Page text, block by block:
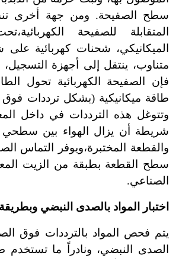
سطح الصفيحة. ومن جهة أخرى
المتقابلة للصفيحة
الميكانيكي، شحنات كهربائية على
متناوب، ينتقل إلى أجهزة
فإن الصفيحة الكهربائية تحول
طاقة ميكانيكية (بشكل ترددات
وتتوغل هذه الترددات في داخل
شريطة أن يزال الهواء بين
والقطعة المختبرة،ويوفر التماس
سطح القطعة بطبقة من الزيت
الصناعي.
اختبار المواد بالصدى النبضي
يتم فحص المواد بالترددات فوق
الصدى النبضي، ونادراً ما